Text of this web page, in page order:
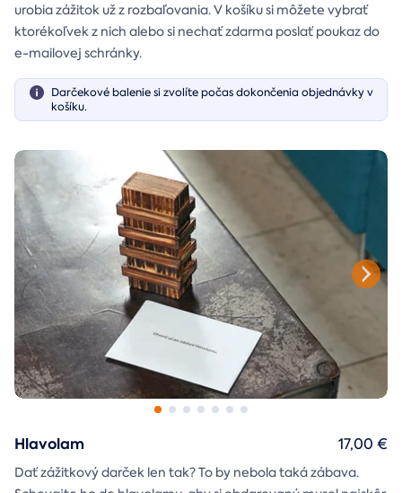
urobia zážitok už z rozbaľovania. V košíku si môžete vybrať
ktorékoľvek z nich alebo si nechať zdarma poslať poukaz do
e-mailovej schránky.
Darčekové balenie si zvolíte počas dokončenia objednávky v
košíku.
Hlavolam
Dať zážitkový darček len tak? To by nebola taká zábava.
17,00 €